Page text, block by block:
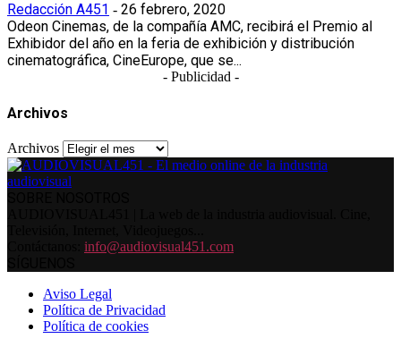
Redacción A451 - 26 febrero, 2020
Odeon Cinemas, de la compañía AMC, recibirá el Premio al
Exhibidor del año en la feria de exhibición y distribución
cinematográfica, CineEurope, que se...
- Publicidad -
Archivos
Archivos
info@audiovisual451.com
Aviso Legal
Política de Privacidad
Política de cookies